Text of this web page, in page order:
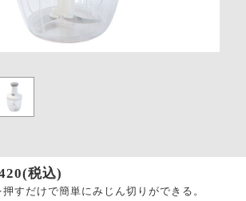
(税込)
すだけで簡単にみじん切りができる。